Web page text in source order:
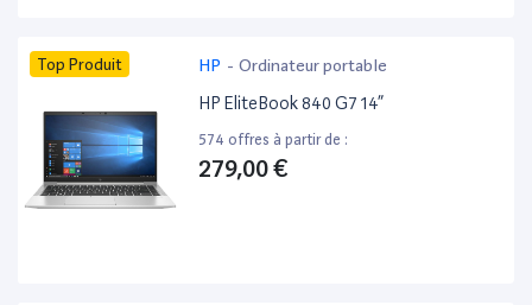
Top Produit HP - Ordinateur portable
HP EliteBook 840 G7 14”
574 offres à partir de :
279,00 €